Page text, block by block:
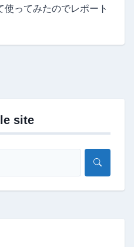
ってみたのでレポート
site